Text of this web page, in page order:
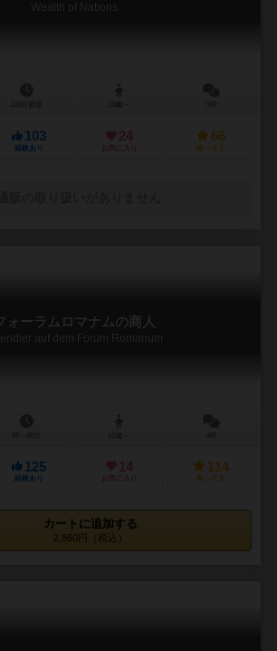
Wealth of Nations
103
経験あり
24
お気に入り
66
持ってる
ォーラムロマナムの商人
auf dem Forum Romanum
125
経験あり
14
お気に入り
114
持ってる
カートに追加する
2,860円（税込）